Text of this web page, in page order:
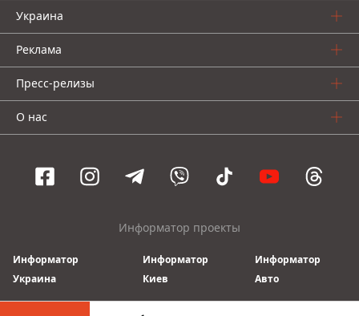
Украина
Реклама
Пресс-релизы
О нас
Информатор проекты
Информатор
Украина
Информатор
Киев
Информатор
Авто